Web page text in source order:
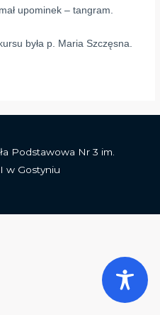
upominek – tangram.
była p. Maria Szczęsna.
Podstawowa Nr 3 im.
w Gostyniu